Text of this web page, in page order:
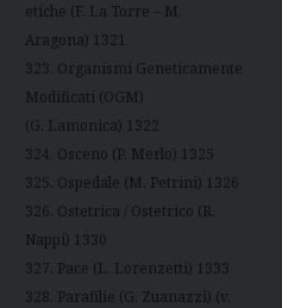
etiche (F. La Torre – M.
Aragona) 1321
323. Organismi Geneticamente
Modificati (OGM)
(G. Lamonica) 1322
324. Osceno (P. Merlo) 1325
325. Ospedale (M. Petrini) 1326
326. Ostetrica / Ostetrico (R.
Nappi) 1330
327. Pace (L. Lorenzetti) 1333
328. Parafilie (G. Zuanazzi) (v.